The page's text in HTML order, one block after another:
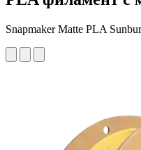
Snapmaker Matte PLA